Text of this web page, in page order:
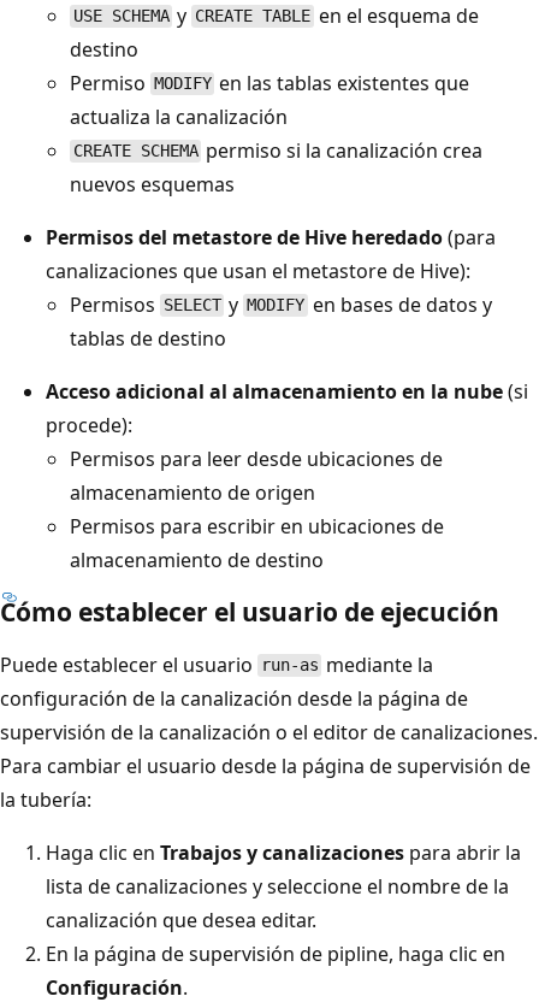
USE SCHEMA y CREATE TABLE en el esquema de
destino
Permiso MODIFY en las tablas existentes que
actualiza la canalización
CREATE SCHEMA permiso si la canalización crea
nuevos esquemas
Permisos del metastore de Hive heredado(para
canalizaciones que usan el metastore de Hive):
Permisos SELECT y MODIFY en bases de datos y
tablas de destino
Acceso adicional al almacenamiento en la nube(si
procede):
Permisos para leer desde ubicaciones de
almacenamiento de origen
Permisos para escribir en ubicaciones de
almacenamiento de destino
Cómo establecer el usuario de ejecución
Puede establecer el usuario run-as mediante la
configuración de la canalización desde la página de
supervisión de la canalización o el editor de canalizaciones.
Para cambiar el usuario desde la página de supervisión de
la tubería:
Haga clic en Trabajos y canalizaciones para abrir la
lista de canalizaciones y seleccione el nombre de la
canalización que desea editar.
En la página de supervisión de pipline, haga clic en
Configuración.